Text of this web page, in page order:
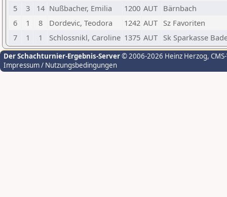
5
3 14 Nußbacher, Emilia 1200 AUT Bärnbach
6
1 8 Dordevic, Teodora 1242 AUT Sz Favoriten
7
1 1 Schlossnikl, Caroline 1375 AUT Sk Sparkasse
Der Schachturnier-Ergebnis-Server© 2006-2026 Heinz Herzog,
Impressum / Nutzungsbedingungen